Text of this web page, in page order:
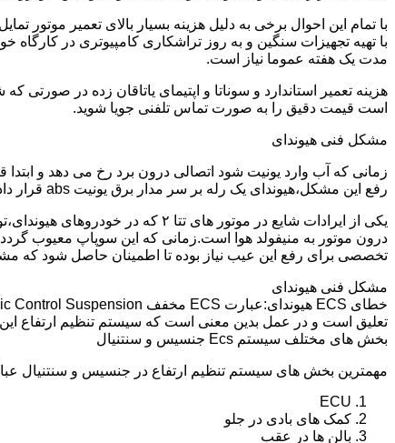
با تمام این احوال برخی به دلیل هزینه بسیار بالای تعمیر
با تهیه تجهیزات سنگین و به روز تراشکاری کامپیوتری در کارگاه
مدت یک هفته عموما نیاز است.
است قیمت دقیق را به صورت تماس تلفنی جویا شوید.
مشکل فنی هیوندای
زمانی که آب وارد یونیت شود اتصالی درون برد رخ می دهد و
رفع این مشکل،هیوندای یک رله بر سر مدار برق یونیت abs قرار داده می شود و خود یونیت نیز با نمونه اصلاح شده تعویض می گردد.
درون موتور به منیفولد هوا است.زمانی که این سوپاپ معیوب
تخصصی برای رفع این عیب نیاز بوده تا اطمینان حاصل شود که
مشکل فنی هیوندای
تعلیق است و در عمل بدین معنی است که سیستم تنظیم ارتفاع
بخش های مختلف سیستم Ecs جنسیس و سنتنیال
مهمترین بخش های سیستم تنظیم ارتفاع در جنسیس و سنتنیال
ECU
کمک های بادی در جلو
بالن ها در عقب